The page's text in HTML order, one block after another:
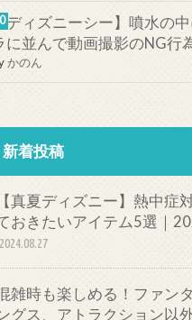
ディズニーシー】噴水の
に並んで動画撮影のNG行
かのん
新着投稿
真夏ディズニー】熱中症
おきたいアイテム5選｜
2024.08.27
雑時も楽しめる！ファン
グス、アトラクション以